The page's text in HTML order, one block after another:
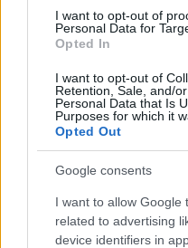
I want to opt-out of
Personal Data for
Opted In
I want to opt-out of
Retention, Sale, and/
Personal Data that Is
Purposes for which it
Opted Out
Google consents
I want to allow Google
related to advertising
device identifiers in
Džilindžeru
TESTS.Tikai cilvēki ar
laucinieka DNS spēs
Atcelt